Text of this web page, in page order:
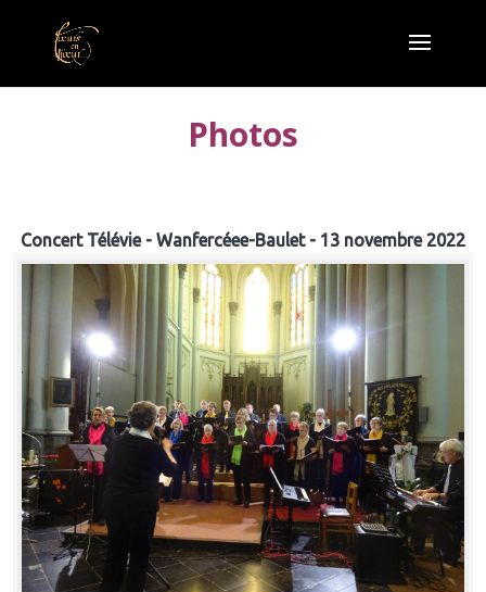
Photos
Concert Télévie - Wanfercéee-Baulet - 13 novembre 2022